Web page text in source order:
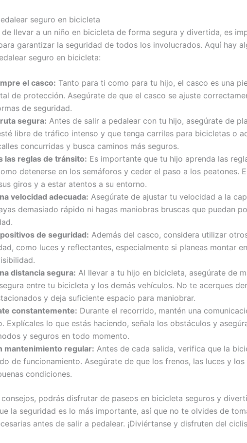
seguro en bicicleta
llevar a un niño en bicicleta de forma segura y divertida, es
garantizar la seguridad de todos los involucrados. Aquí hay
seguro en bicicleta:
el casco: Tanto para ti como para tu hijo, el casco es una
de protección. Asegúrate de que el casco se ajuste
de seguridad.
segura: Antes de salir a pedalear con tu hijo, asegúrate de
libre de tráfico intenso y que tenga carriles para bicicletas o
concurridas y busca caminos más seguros.
las reglas de tránsito: Es importante que tu hijo aprenda las
detenerse en los semáforos y ceder el paso a los peatones.
giros y a estar atentos a su entorno.
velocidad adecuada: Asegúrate de ajustar tu velocidad a la
demasiado rápido ni hagas maniobras bruscas que puedan
de seguridad: Además del casco, considera utilizar
como luces y reflectantes, especialmente si planeas montar
distancia segura: Al llevar a tu hijo en bicicleta, asegúrate de
entre tu bicicleta y los demás vehículos. No te acerques
y deja suficiente espacio para maniobrar.
constantemente: Durante el recorrido, mantén una
Explícales lo que estás haciendo, señala los obstáculos y
y seguros en todo momento.
mantenimiento regular: Antes de cada salida, verifica que la
de funcionamiento. Asegúrate de que los frenos, las luces y
condiciones.
podrás disfrutar de paseos en bicicleta seguros y
la seguridad es lo más importante, así que no te olvides de
antes de salir a pedalear. ¡Diviértanse y disfruten del